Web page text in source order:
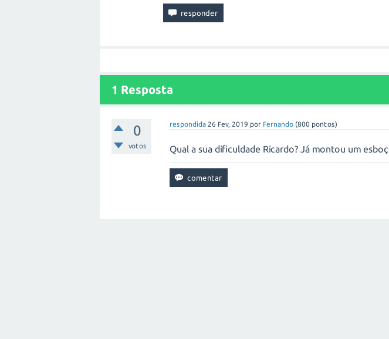
1 Resposta
0
votos
respondida 26 Fev, 2019 por Fernando (800 pontos)
Qual a sua dificuldade Ricardo? Já montou um